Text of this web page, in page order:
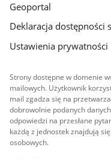
Geoportal
Deklaracja dostępności
Ustawienia prywatności
Strony dostępne w domenie
mailowych. Użytkownik
mail zgadza się na
dobrowolnie podanych
odpowiedzi na przesłane
każdą z jednostek znajdują
osobowych.